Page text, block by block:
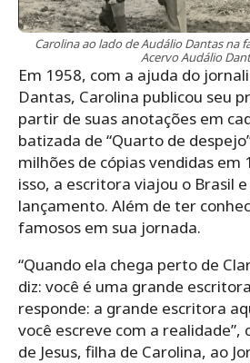
Carolina ao lado de Audálio Dantas na
Acervo Audálio
Em 1958, com a ajuda do
Dantas, Carolina publicou seu
partir de suas anotações em
batizada de “Quarto de
milhões de cópias vendidas em
isso, a escritora viajou o Brasil
lançamento. Além de ter
famosos em sua jornada.
“Quando ela chega perto de
diz: você é uma grande
responde: a grande escritora
você escreve com a realidade”,
de Jesus, filha de Carolina, ao